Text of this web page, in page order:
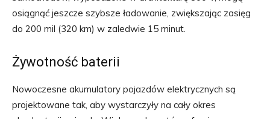
osiągnąć jeszcze szybsze ładowanie, zwiększając zasięg
do 200 mil (320 km) w zaledwie 15 minut.
Żywotność baterii
Nowoczesne akumulatory pojazdów elektrycznych są
projektowane tak, aby wystarczyły na cały okres